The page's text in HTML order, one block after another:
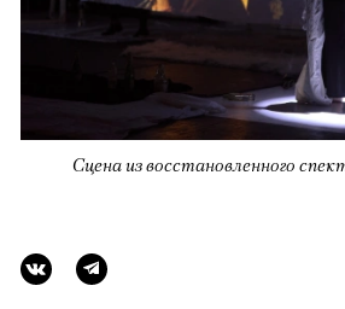
Сцена из восстановленного